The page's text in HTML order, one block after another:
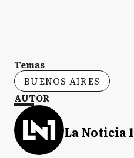
Temas
BUENOS AIRES
AUTOR
La Noticia 1